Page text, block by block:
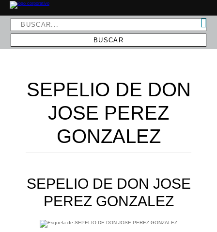
SEPELIO DE DON
JOSE PEREZ
GONZALEZ
SEPELIO DE DON JOSE
PEREZ GONZALEZ